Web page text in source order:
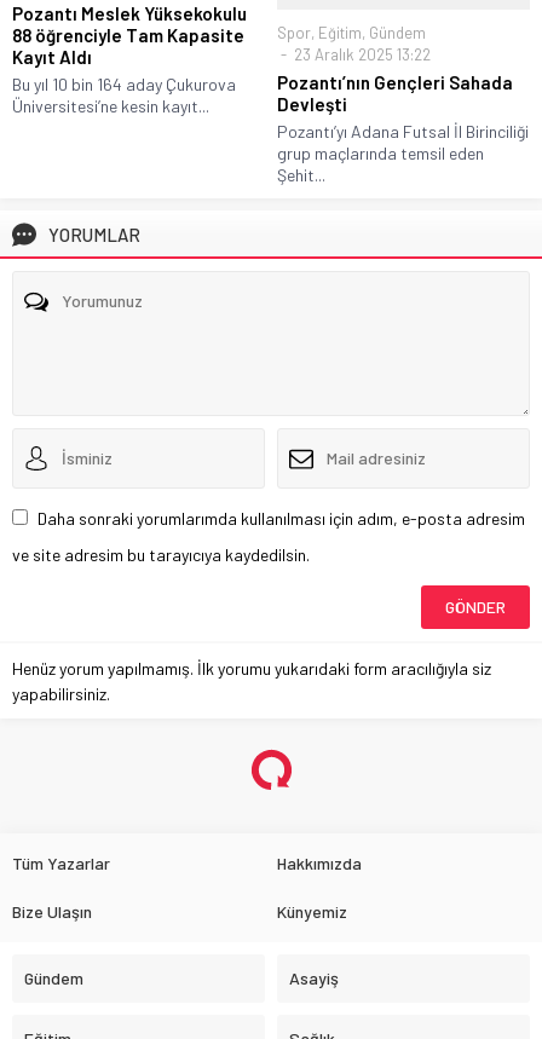
Pozantı Meslek Yüksekokulu
88 öğrenciyle Tam Kapasite
Kayıt Aldı
Bu yıl 10 bin 164 aday Çukurova
Üniversitesi’ne kesin kayıt...
Spor, Eğitim, Gündem
23 Aralık 2025 13:22
Pozantı’nın Gençleri Sahada
Devleşti
Pozantı’yı Adana Futsal İl Birinciliği
grup maçlarında temsil eden
Şehit...
YORUMLAR
Daha sonraki yorumlarımda kullanılması için adım, e-posta adresim
ve site adresim bu tarayıcıya kaydedilsin.
Henüz yorum yapılmamış. İlk yorumu yukarıdaki form aracılığıyla siz
yapabilirsiniz.
Valilikten Orman Yangını Riskine
Anasayfa Valilikten Orman Yangını Riskine Karşı SMS Uyarısı